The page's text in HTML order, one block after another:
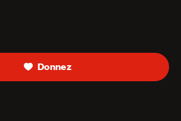
Donnez